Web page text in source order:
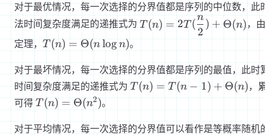
对于最优情况，每一次选择的分界值都是序列的中位数，此
法时间复杂度满足的递推式为 T(n) =
2T(\dfrac{n}
\Theta(n)
T (n) = 2T(
2
n
) + Θ(n)，
定理， T(n) =
n)
T (n) = Θ(n logn)。
对于最坏情况，每一次选择的分界值都是序列的最值，此时
时间复杂度满足的递推式为 T(n) =
T (n) = T(n − 1) + Θ(n)，
可得 T(n) =
T (n) = Θ(n2)。
对于平均情况，每一次选择的分界值可以看作是等概率随机